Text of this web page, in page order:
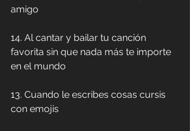
amigo
14. Al cantar y bailar tu canción
favorita sin que nada más te importe
en el mundo
13. Cuando le escribes cosas cursis
con emojis